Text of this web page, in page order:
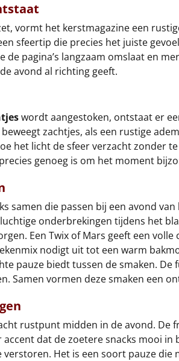
vormt het kerstmagazine een
sfeertip die precies het juiste
pagina’s langzaam omslaat en
avond al richting geeft.
wordt aangestoken, ontstaat er
zachtjes, als een rustige
het licht de sfeer verzacht zonder
genoeg is om het moment
samen die passen bij een avond
onderbrekingen tijdens het
Een Twix of Mars geeft een
nodigt uit tot een warm
pauze biedt tussen de smaken.
Samen vormen deze smaken een
rustpunt midden in de avond.
dat de zoetere snacks mooi
Het is een soort pauze